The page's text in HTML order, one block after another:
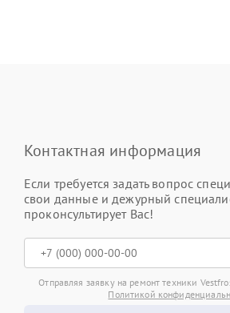
Контактная информация
Если требуется задать вопрос
свои данные и дежурный
проконсультирует Вас!
Отправляя заявку на ремонт техники
Политикой